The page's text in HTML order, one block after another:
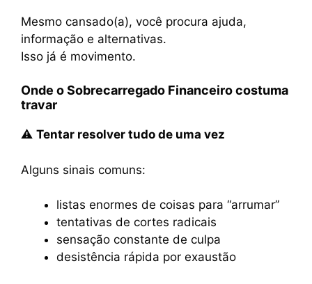
Mesmo cansado(a), você procura ajuda,
informação e alternativas.
Isso já é movimento.
Onde o Sobrecarregado Financeiro costuma
travar
⚠ Tentar resolver tudo de uma vez
Alguns sinais comuns:
listas enormes de coisas para “arrumar”
tentativas de cortes radicais
sensação constante de culpa
desistência rápida por exaustão